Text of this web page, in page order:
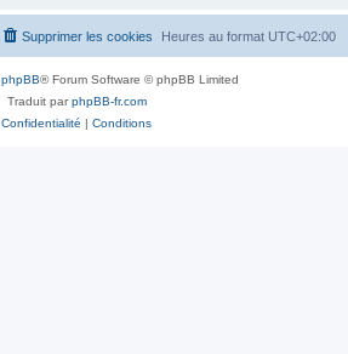
Heures au format UTC+02:00
Supprimer les cookies
phpBB® Forum Software © phpBB Limited
Traduit parphpBB-fr.com
Confidentialité | Conditions